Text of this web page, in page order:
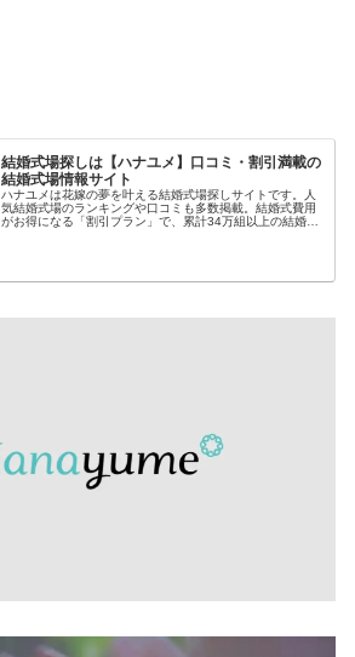
結婚式場探しは【ハナユメ】口コミ・割引満載の
結婚式場情報サイト
ハナユメは花嫁の夢を叶える結婚式場探しサイトです。人
気結婚式場のランキングや口コミも多数掲載。結婚式費用
がお得になる「割引プラン」で、累計34万組以上の結婚式